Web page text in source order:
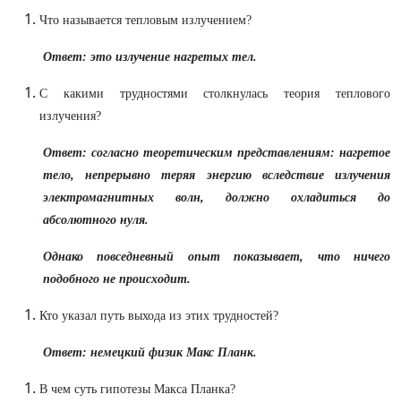
Что называется тепловым излучением?
Ответ: это излучение нагретых тел.
С какими трудностями столкнулась теория теплового
излучения?
Ответ: согласно теоретическим представлениям: нагретое
тело, непрерывно теряя энергию вследствие излучения
электромагнитных волн, должно охладиться до
абсолютного нуля.
Однако повседневный опыт показывает, что ничего
подобного не происходит.
Кто указал путь выхода из этих трудностей?
Ответ: немецкий физик Макс Планк.
В чем суть гипотезы Макса Планка?